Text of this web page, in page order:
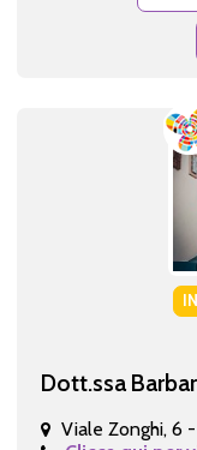
Dott.ssa
Viale Zonghi, 6 -